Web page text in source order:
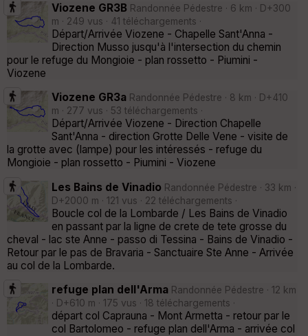
Viozene GR3B Randonnée Pédestre · 6 km · D+300
m · 249 vus · 41 téléchargements ·
Départ/Arrivée Viozene - Chapelle Sant'Anna -
Direction Musso jusqu'à l'intersection du chemin
pour le refuge du Mongioie - plan rossetto - Piumini -
Viozene
Viozene GR3a Randonnée Pédestre · 8 km · D+410
m · 277 vus · 53 téléchargements ·
Départ/Arrivée Viozene - Direction Chapelle
Sant'Anna - direction Grotte Delle Vene - visite de
la grotte avec (lampe) pour les intéressés - refuge du
Mongioie - plan rossetto - Piumini - Viozene
Les Bains de Vinadio Randonnée Pédestre · 33 km ·
D+2000 m · 121 vus · 22 téléchargements ·
Boucle col de la Lombarde / Les Bains de Vinadio
en passant par la ligne de crete de tete grosse du
cheval - lac ste Anne - passo di Tessina - Bains de Vinadio -
Retour par le pas de Bravaria - Sanctuaire Ste Anne - Arrivée
au col de la Lombarde.
refuge plan dell'Arma Randonnée Pédestre · 12 km
· D+610 m · 175 vus · 18 téléchargements ·
départ col Caprauna - Mont Armetta - retour par le
col Bartolomeo - refuge plan dell'Arma - arrivée col